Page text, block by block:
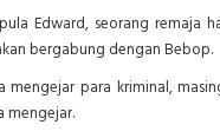
Edward, seorang remaja
bergabung dengan Bebop.
mengejar para kriminal,
mengejar.